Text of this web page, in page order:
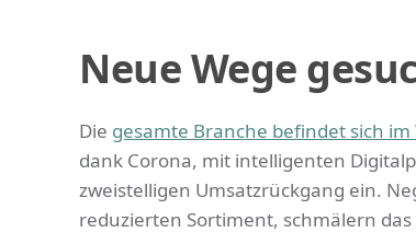
Neue Wege
Die gesamte Branche befindet sich im
dank Corona, mit intelligenten
zweistelligen Umsatzrückgang ein.
reduzierten Sortiment, schmälern